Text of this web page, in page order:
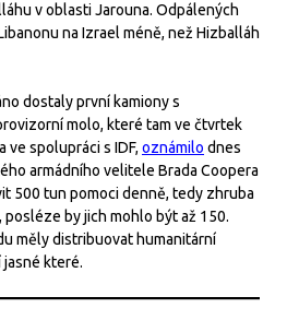
v oblasti Jarouna. Odpálených
na Izrael méně, než Hizballáh
dostaly první kamiony s
molo, které tam ve čtvrtek
ve spolupráci s IDF, oznámilo dnes
armádního velitele Brada Coopera
500 tun pomoci denně, tedy zhruba
by jich mohlo být až 150.
měly distribuovat humanitární
které.